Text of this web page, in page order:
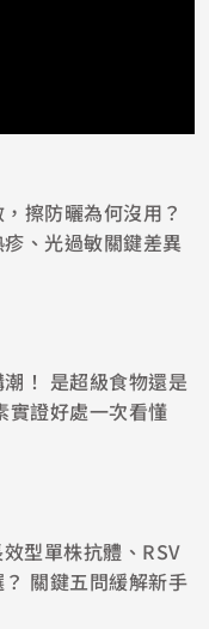
擦防曬為何沒用？
、光過敏關鍵差異
！ 是超級食物還是
實證好處一次看懂
型單株抗體、RSV
關鍵五問緩解新手